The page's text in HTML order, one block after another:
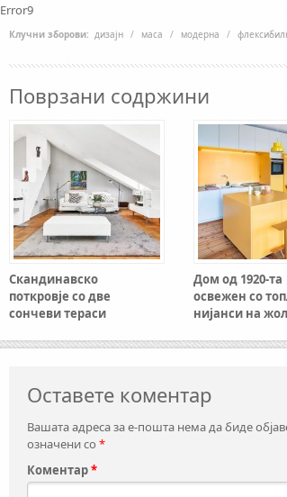
Error9
Клучни зборови: дизајн / маса / модерна /
Поврзани содржини
Скандинавско
поткровје со две
сончеви тераси
Дом од 1920-та
освежен со
нијанси на
Оставете коментар
Вашата адреса за е-пошта нема да биде
означени со *
Коментар*